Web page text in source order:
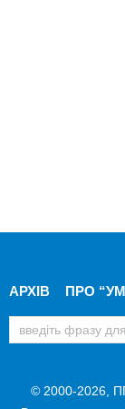
АРХІВ ПРО
© 2000-2026,